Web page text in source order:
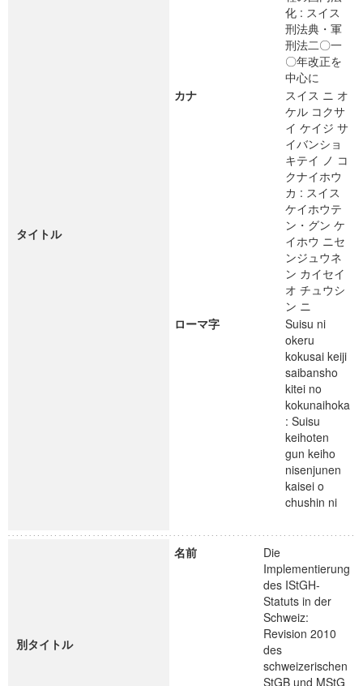
タイトル
化 : スイス
刑法典・軍
刑法二〇一
〇年改正を
中心に
カナ
スイス ニ オ
ケル コクサ
イ ケイジ サ
イバンショ
キテイ ノ コ
クナイホウ
カ : スイス
ケイホウテ
ン・グン ケ
イホウ ニセ
ンジュウネ
ン カイセイ
オ チュウシ
ン ニ
ローマ字
Suisu ni
okeru
kokusai keiji
saibansho
kitei no
kokunaihoka
: Suisu
keihoten
gun keiho
nisenjunen
kaisei o
chushin ni
別タイトル
名前
Die
Implementierung
des IStGH-
Statuts in der
Schweiz:
Revision 2010
des
schweizerischen
StGB und MStG